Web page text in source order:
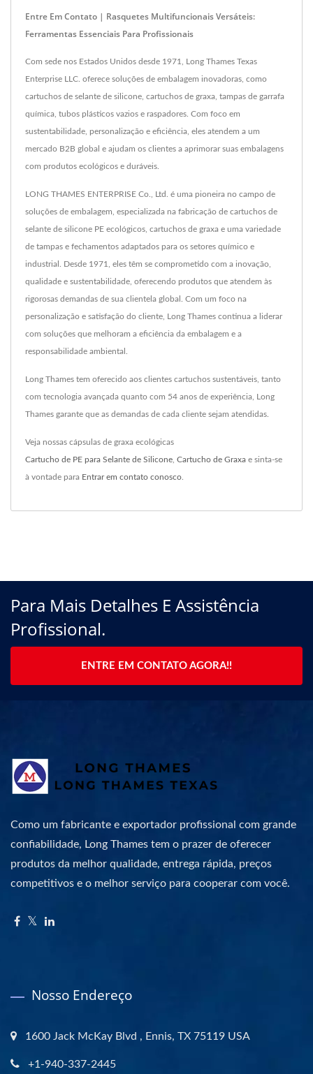
Entre Em Contato | Rasquetes Multifuncionais Versáteis:
Ferramentas Essenciais Para Profissionais
Com sede nos Estados Unidos desde 1971, Long Thames Texas
Enterprise LLC. oferece soluções de embalagem inovadoras, como
cartuchos de selante de silicone, cartuchos de graxa, tampas de garrafa
química, tubos plásticos vazios e raspadores. Com foco em
sustentabilidade, personalização e eficiência, eles atendem a um
mercado B2B global e ajudam os clientes a aprimorar suas embalagens
com produtos ecológicos e duráveis.
LONG THAMES ENTERPRISE Co., Ltd. é uma pioneira no campo de
soluções de embalagem, especializada na fabricação de cartuchos de
selante de silicone PE ecológicos, cartuchos de graxa e uma variedade
de tampas e fechamentos adaptados para os setores químico e
industrial. Desde 1971, eles têm se comprometido com a inovação,
qualidade e sustentabilidade, oferecendo produtos que atendem às
rigorosas demandas de sua clientela global. Com um foco na
personalização e satisfação do cliente, Long Thames continua a liderar
com soluções que melhoram a eficiência da embalagem e a
responsabilidade ambiental.
Long Thames tem oferecido aos clientes cartuchos sustentáveis, tanto
com tecnologia avançada quanto com 54 anos de experiência, Long
Thames garante que as demandas de cada cliente sejam atendidas.
Veja nossas cápsulas de graxa ecológicas
Cartucho de PE para Selante de Silicone Cartucho de Graxa e sinta-se
à vontade para Entrar em contato conosco
Para Mais Detalhes E Assistência
Profissional.
ENTRE EM CONTATO AGORA!!
Como um fabricante e exportador profissional com grande
confiabilidade, Long Thames tem o prazer de oferecer
produtos da melhor qualidade, entrega rápida, preços
competitivos e o melhor serviço para cooperar com você.
Nosso Endereço
1600 Jack McKay Blvd , Ennis, TX 75119 USA
+1-940-337-2445